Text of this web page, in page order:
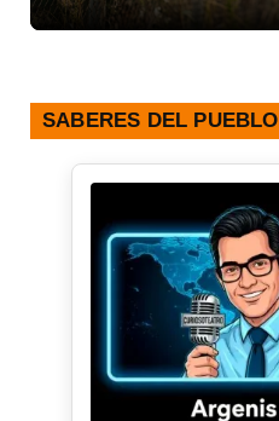
SABERES DEL PUEBLO